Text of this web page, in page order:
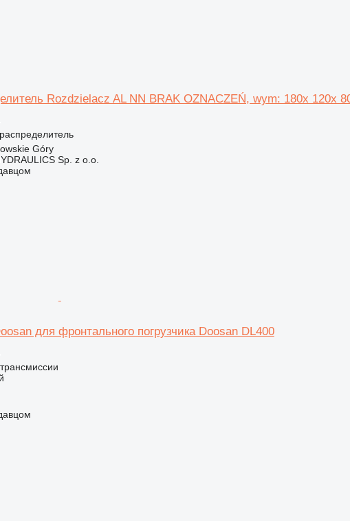
Rozdzielacz AL NN BRAK OZNACZEŃ, wym: 180x 120x
Góry
Sp. z o.o.
для фронтального погрузчика Doosan DL400